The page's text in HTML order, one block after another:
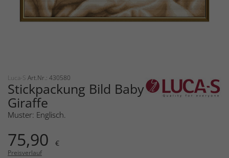
Luca-S Art.Nr.: 430580
Stickpackung Bild Baby
Giraffe
Muster: Englisch.
75,90 €
Preisverlauf